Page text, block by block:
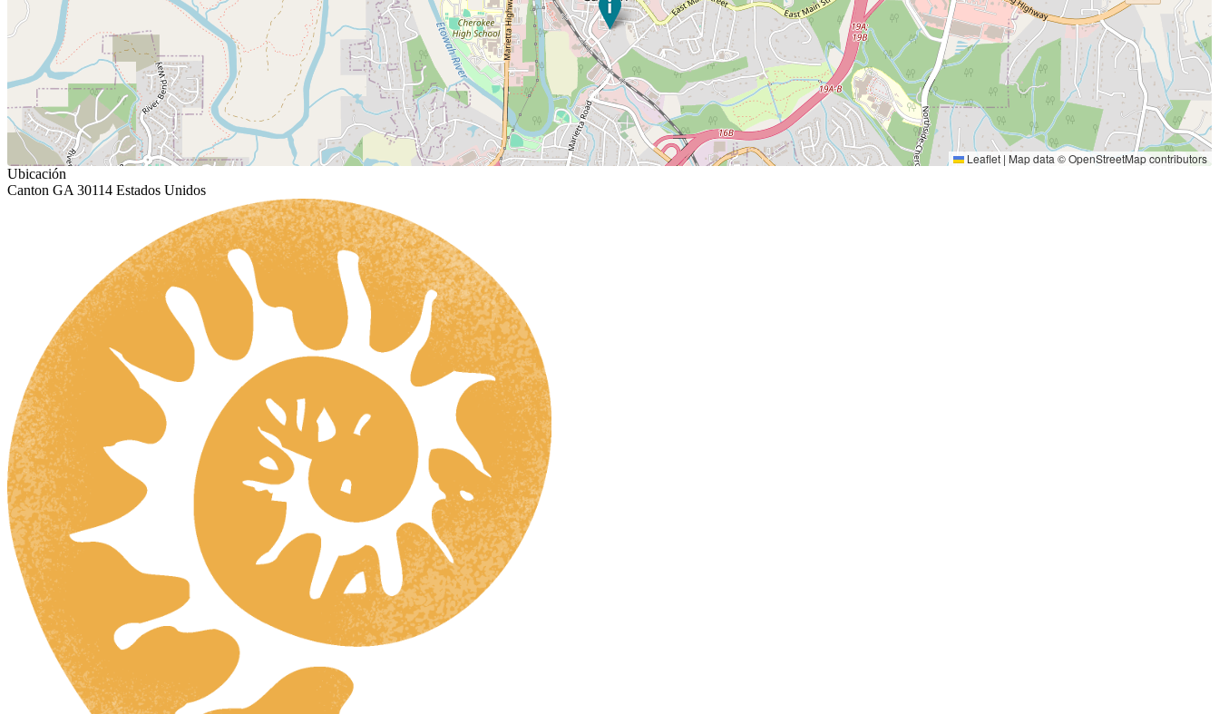
Leaflet | Map data ©OpenStreetMapcontributors
Ubicación
Canton GA 30114 Estados Unidos
HR